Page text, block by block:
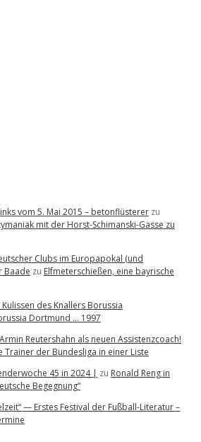
vom 5. Mai 2015 – betonflüsterer zu
mit der Horst-Schimanski-Gasse zu
Clubs im Europapokal (und
Baade zu Elfmeterschießen, eine bayrische
des Knallers Borussia
Dortmund … 1997
Reutershahn als neuen Assistenzcoach!
Trainer der Bundesliga in einer Liste
45 in 2024 | zu Ronald Reng in
Begegnung“
— Erstes Festival der Fußball-Literatur –